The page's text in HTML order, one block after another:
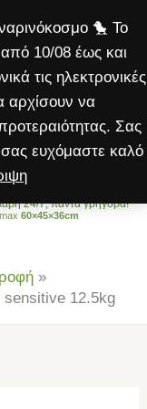
🐤 Το
10/08 έως και
τις ηλεκτρονικές
αρχίσουν να
Σας
σας ευχόμαστε καλό
24/7, πάντα γρήγορα!
60×45×36cm
»
sensitive 12.5kg